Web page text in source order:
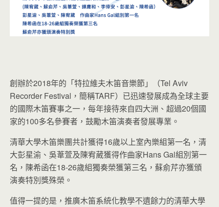
創辦於2018年的「特拉維夫木笛音樂節」（Tel Aviv
Recorder Festival，簡稱TARF）已迅速發展成為全球主要
的國際木笛賽事之一，每年接待來自四大洲、超過20個國
家的100多名參賽者，鼓勵木笛演奏者發展專業。
清華大學木笛樂團共計獲得16歲以上室內樂組第一名，清
大彭星渝、吳葦萱及陳宥葳獲得作曲家Hans Gal組別第一
名，陳希函在18-26歲組獨奏榮獲第三名，蘇俞芹亦獲頒
演奏特別獎殊榮。
值得一提的是，推廣木笛系統化教學不遺餘力的清華大學